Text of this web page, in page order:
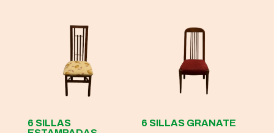
6 SILLAS
6 SILLAS GRANATE